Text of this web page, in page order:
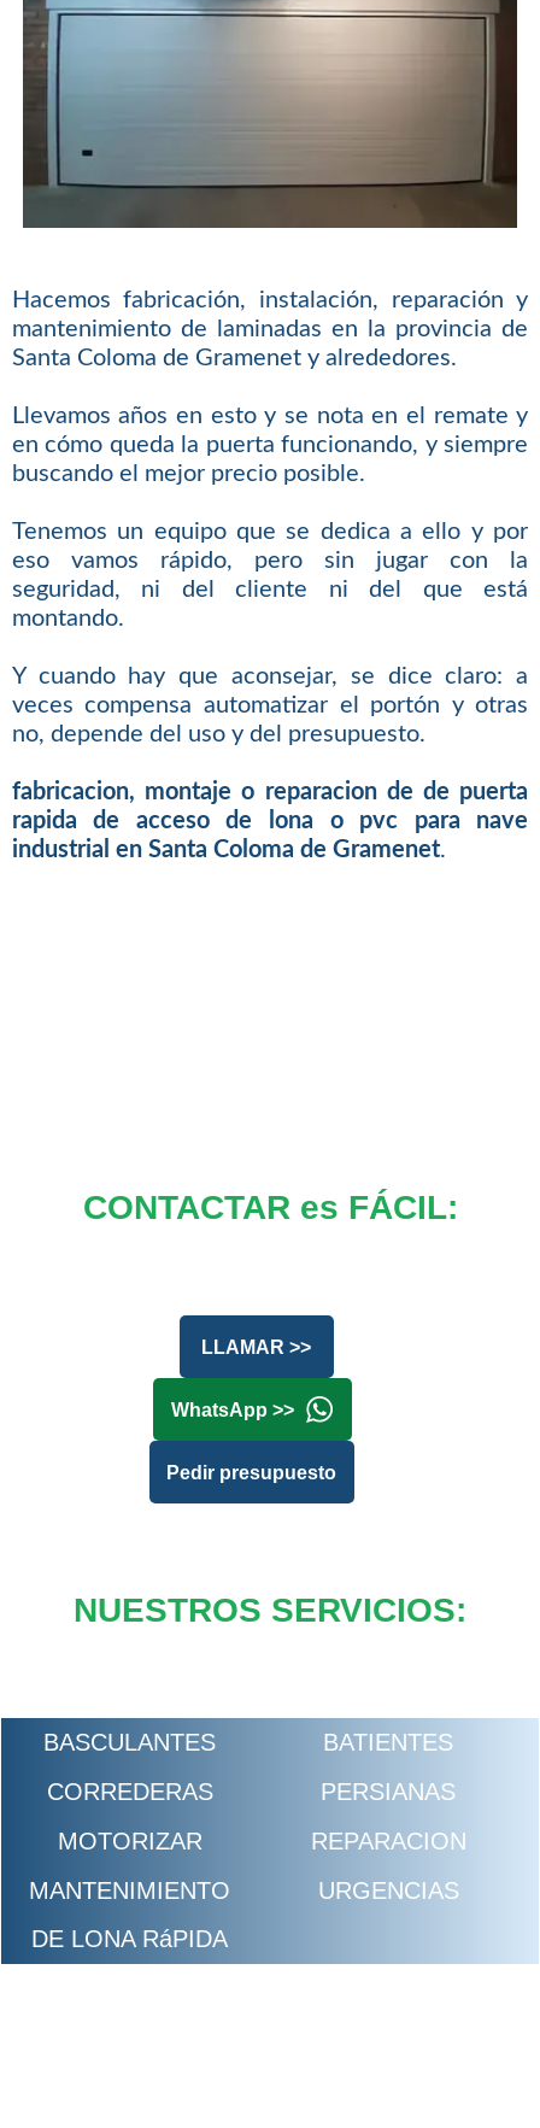
Hacemos fabricación, instalación, reparación y
mantenimiento de laminadas en la provincia de
Santa Coloma de Gramenet y alrededores.
Llevamos años en esto y se nota en el remate y
en cómo queda la puerta funcionando, y siempre
buscando el mejor precio posible.
Tenemos un equipo que se dedica a ello y por
eso vamos rápido, pero sin jugar con la
seguridad, ni del cliente ni del que está
montando.
Y cuando hay que aconsejar, se dice claro: a
veces compensa automatizar el portón y otras
no, depende del uso y del presupuesto.
fabricacion, montaje o reparacion de de puerta
rapida de acceso de lona o pvc para nave
industrial en Santa Coloma de Gramenet.
CONTACTAR es FÁCIL:
LLAMAR >>
WhatsApp >>
Pedir presupuesto
NUESTROS SERVICIOS:
BASCULANTES
BATIENTES
CORREDERAS
PERSIANAS
MOTORIZAR
REPARACION
MANTENIMIENTO
URGENCIAS
DE LONA RáPIDA